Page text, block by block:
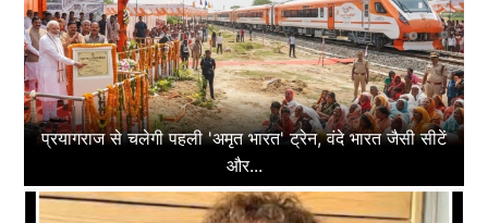
प्रयागराज से चलेगी पहली 'अमृत भारत' ट्रेन, वंदे भारत जैसी सीटें
और...